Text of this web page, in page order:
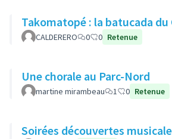
Takomatopé : la batucada du
CALDERERO 0 0 Retenue
Une chorale au Parc-Nord
martine mirambeau 1 0 Retenue
Soirées découvertes